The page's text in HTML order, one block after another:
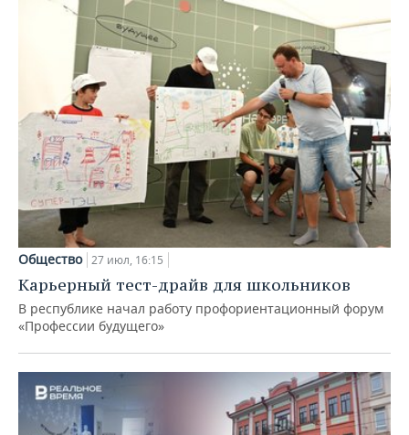
Общество 27 июл, 16:15
Карьерный тест-драйв для школьников
В республике начал работу профориентационный форум
«Профессии будущего»